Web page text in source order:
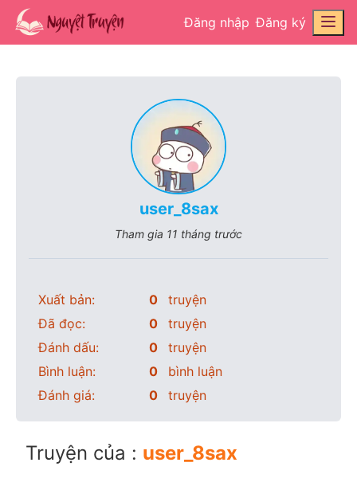
Đăng nhập Đăng ký
user_8sax
Tham gia 11 tháng trước
Xuất bản: 0
truyện
Đã đọc:
0
truyện
Đánh dấu:
0
truyện
Bình luận:
0
bình luận
Đánh giá:
0 truyện
Truyện của : user_8sax